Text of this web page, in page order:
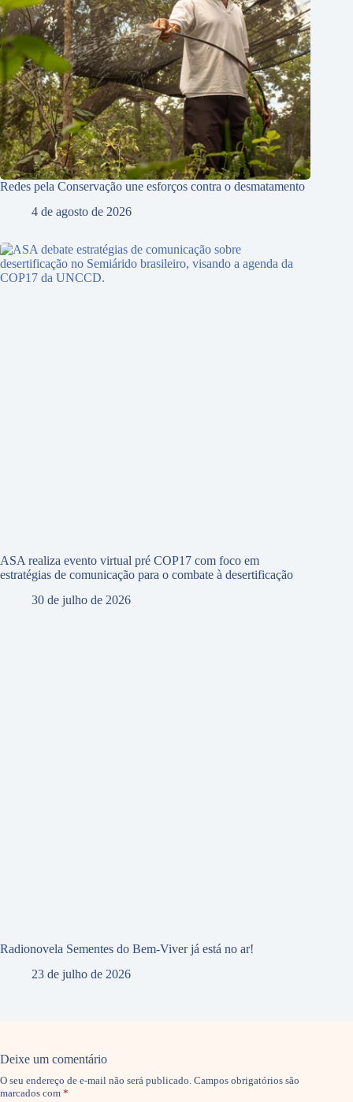
Redes pela Conservação une esforços contra o desmatamento
4 de agosto de 2026
ASA realiza evento virtual pré COP17 com foco em
estratégias de comunicação para o combate à desertificação
30 de julho de 2026
Radionovela Sementes do Bem-Viver já está no ar!
23 de julho de 2026
Deixe um comentário
O seu endereço de e-mail não será publicado. Campos obrigatórios são
marcados com *